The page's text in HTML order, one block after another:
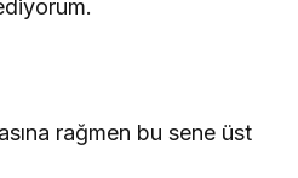
rağmen bu sene üst